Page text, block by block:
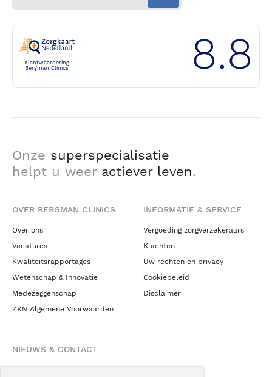
Klantwaardering
Bergman Clinics
8.8
Onze superspecialisatie
helpt u weer actiever leven.
OVER BERGMAN CLINICS
Over ons
Vacatures
Kwaliteitsrapportages
Wetenschap & Innovatie
Medezeggenschap
ZKN Algemene Voorwaarden
INFORMATIE & SERVICE
Vergoeding zorgverzekeraars
Klachten
Uw rechten en privacy
Cookiebeleid
Disclaimer
NIEUWS & CONTACT